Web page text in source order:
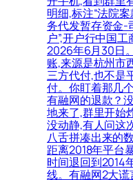
明细,标注“法院
务代发暂存资金-
户”,开户行中国
2026年6月30日
账,来源是杭州市
三方代付,也不是
付。你盯着那几
有融网的退款？
地来了,群里开始
没动静,有人问
八舌拼凑出来的
距离2018年平台
时间退回到2014
线。有融网2大